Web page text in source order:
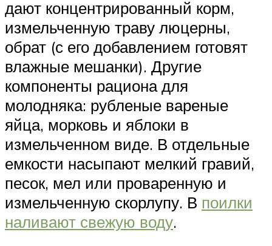
дают концентрированный корм,
измельченную траву люцерны,
обрат (с его добавлением готовят
влажные мешанки). Другие
компоненты рациона для
молодняка: рубленые вареные
яйца, морковь и яблоки в
измельченном виде. В отдельные
емкости насыпают мелкий гравий,
песок, мел или проваренную и
измельченную скорлупу. В поилки
наливают свежую воду.